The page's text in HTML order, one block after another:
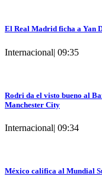
El Real Madrid ficha a Yan
Internacional| 09:35
Rodri da el visto bueno al
Manchester City
Internacional| 09:34
México califica al Mundial